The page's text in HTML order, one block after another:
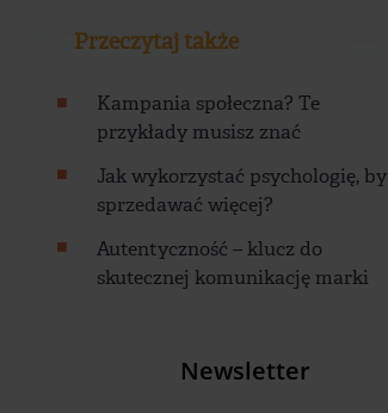
Przeczytaj także
Kampania społeczna? Te
przykłady musisz znać
Jak wykorzystać psychologię, by
sprzedawać więcej?
Autentyczność – klucz do
skutecznej komunikację marki
Newsletter